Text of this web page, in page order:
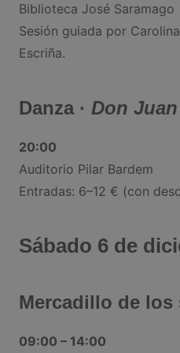
Biblioteca José Saramago
Sesión guiada por
Escriña.
Danza · Don Juan
20:00
Auditorio Pilar Bardem
Entradas: 6–12 € (con
Sábado 6 de
Mercadillo de los
09:00 – 14:00